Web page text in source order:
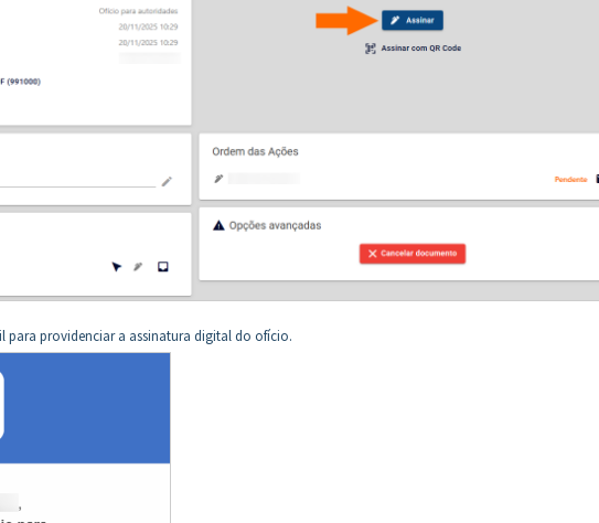
para providenciar a assinatura digital do ofício.